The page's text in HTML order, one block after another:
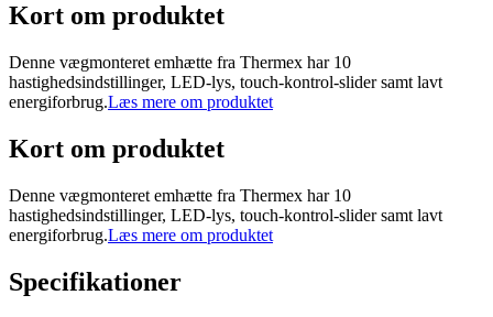
Kort om produktet
Denne vægmonteret emhætte fra Thermex har 10
hastighedsindstillinger, LED-lys, touch-kontrol-slider samt lavt
energiforbrug.Læs mere om produktet
Kort om produktet
Denne vægmonteret emhætte fra Thermex har 10
hastighedsindstillinger, LED-lys, touch-kontrol-slider samt lavt
energiforbrug.Læs mere om produktet
Specifikationer